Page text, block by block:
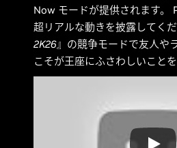
Now モードが提供されます。
超リアルな動きを披露してく
2K26』の競争モードで友人や
こそが王座にふさわしいことを